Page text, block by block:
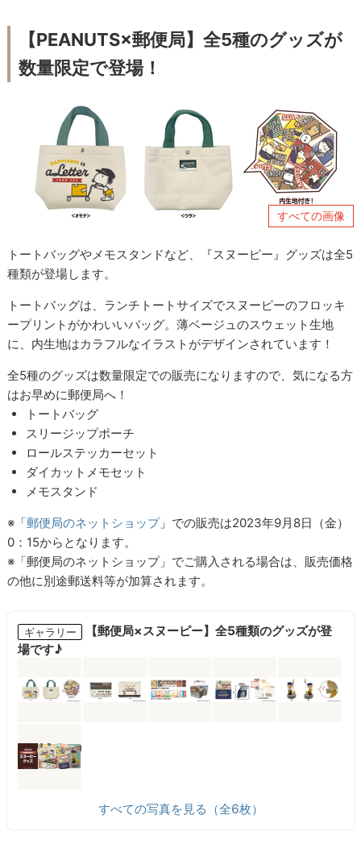
【PEANUTS×郵便局】全5種のグッズが
数量限定で登場！
すべての画像
トートバッグやメモスタンドなど、『スヌーピー』グッズは全5
種類が登場します。
トートバッグは、ランチトートサイズでスヌーピーのフロッキ
ープリントがかわいいバッグ。薄ベージュのスウェット生地
に、内生地はカラフルなイラストがデザインされています！
全5種のグッズは数量限定での販売になりますので、気になる方
はお早めに郵便局へ！
トートバッグ
スリージップポーチ
ロールステッカーセット
ダイカットメモセット
メモスタンド
※「郵便局のネットショップ」での販売は2023年9月8日（金）
0：15からとなります。
※「郵便局のネットショップ」でご購入される場合は、販売価格
の他に別途郵送料等が加算されます。
ギャラリー
【郵便局×スヌーピー】全5種類のグッズが登
場です♪
すべての写真を見る（全6枚）